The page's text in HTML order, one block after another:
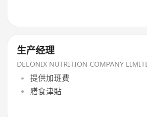
生产经理
DELONIX NUTRITION COMPANY
提供加班費
膳食津貼